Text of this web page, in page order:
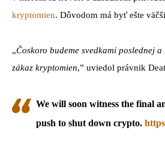
kryptomien. Dôvodom má byť ešte
„Čoskoro budeme svedkami poslednej
zákaz kryptomien,” uviedol právnik
We will soon witness the final
push to shut down crypto.